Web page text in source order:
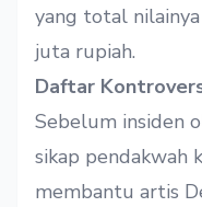
yang total
juta rupiah.
Daftar
Sebelum insiden
sikap pendakwah
membantu artis